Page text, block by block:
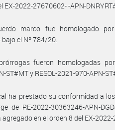
EX-2022-27670602- -APN-
marco fue homologado por
el Nº 784/20.
fueron homologadas por
ST#MT y RESOL-2021-970-APN-
ha prestado su conformidad a
de RE-2022-30363246-APN-
en el orden 8 del EX-